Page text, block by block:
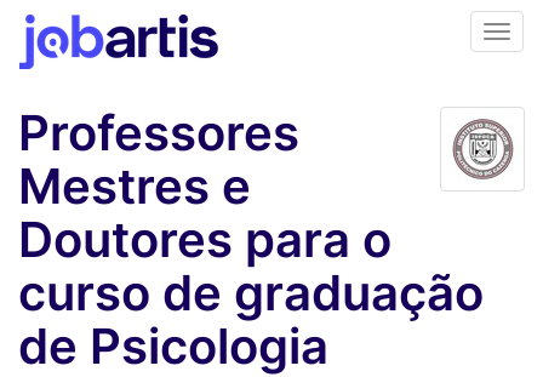
Professores
Mestres e
Doutores para o
curso de graduação
de Psicologia